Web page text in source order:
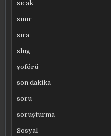
sıcak
sınır
sıra
slug
şoförü
son dakika
soru
soruşturma
Sosyal